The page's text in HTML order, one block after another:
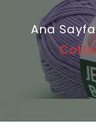
Ana Sayfa